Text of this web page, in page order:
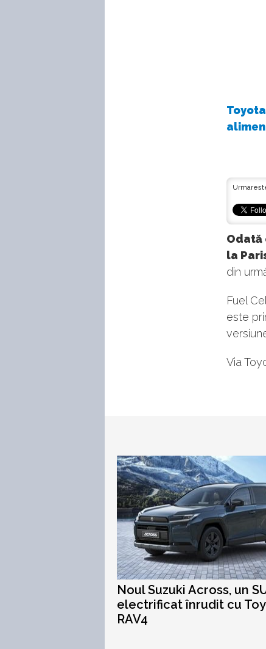
Odată
la
din
Fuel
este
Via
Noul Suzuki Across, un
electrificat înrudit cu
RAV4